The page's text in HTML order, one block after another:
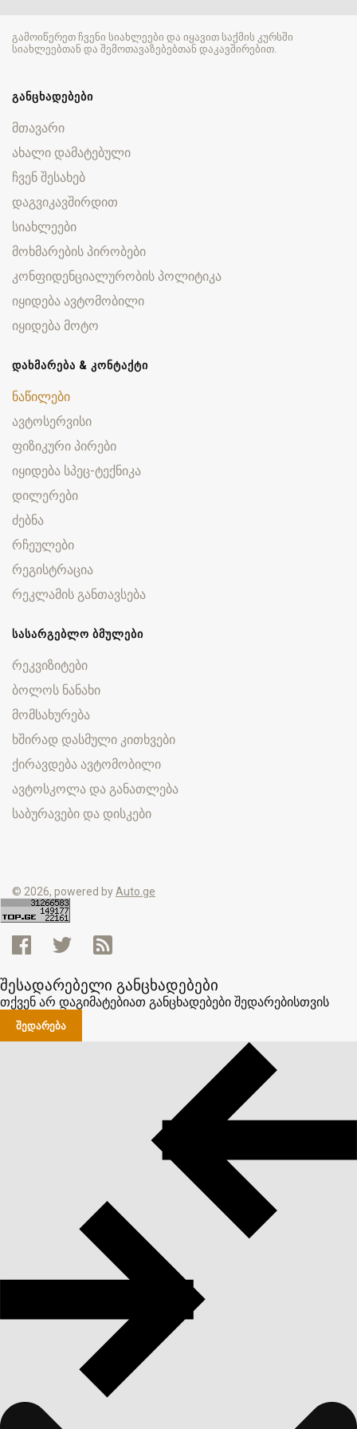
გამოიწერეთ ჩვენი სიახლეები და იყავით საქმის კურსში
სიახლეებთან და შემოთავაზებებთან დაკავშირებით.
ᲒᲐᲜᲪᲮᲐᲓᲔᲑᲔᲑᲘ
მთავარი
ახალი დამატებული
ჩვენ შესახებ
დაგვიკავშირდით
სიახლეები
მოხმარების პირობები
კონფიდენციალურობის პოლიტიკა
იყიდება ავტომობილი
იყიდება მოტო
ᲓᲐᲮᲛᲐᲠᲔᲑᲐ & ᲙᲝᲜᲢᲐᲥᲢᲘ
ნაწილები
ავტოსერვისი
ფიზიკური პირები
იყიდება სპეც-ტექნიკა
დილერები
ძებნა
რჩეულები
რეგისტრაცია
რეკლამის განთავსება
ᲡᲐᲡᲐᲠᲒᲔᲑᲚᲝ ᲑᲛᲣᲚᲔᲑᲘ
რეკვიზიტები
ბოლოს ნანახი
მომსახურება
ხშირად დასმული კითხვები
ქირავდება ავტომობილი
ავტოსკოლა და განათლება
საბურავები და დისკები
© 2026, powered byAuto.ge
შესადარებელი განცხადებები
თქვენ არ დაგიმატებიათ განცხადებები შედარებისთვის
ᲨᲔᲓᲐᲠᲔᲑᲐ